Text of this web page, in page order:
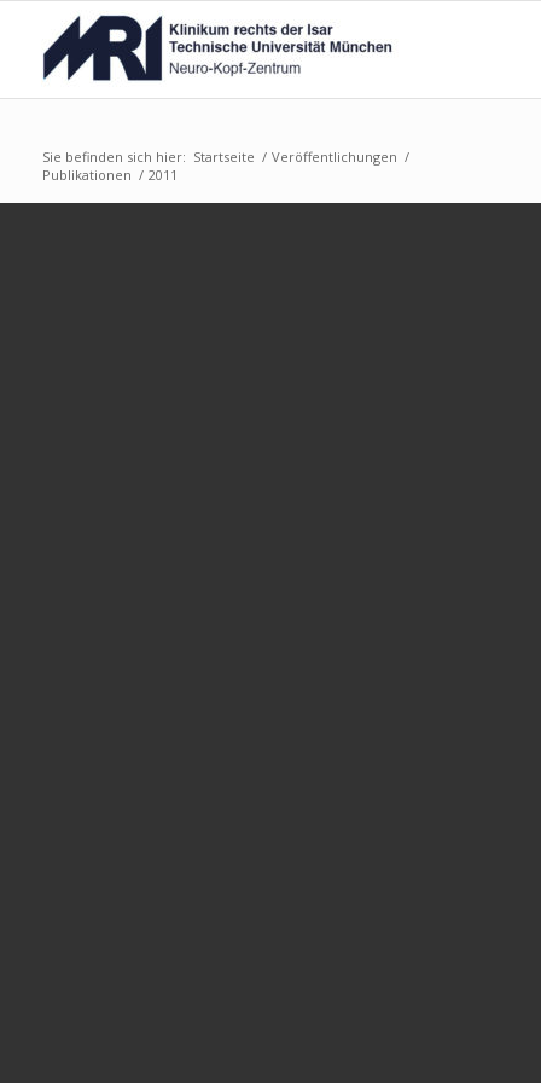
Sie befinden sich hier: Startseite / Veröffentlichungen /
Publikationen / 2011